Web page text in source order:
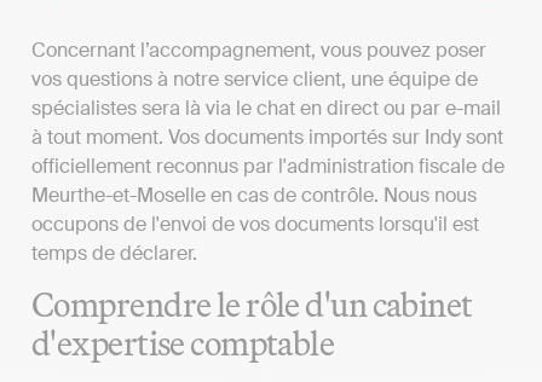
Concernant l’accompagnement, vous pouvez poser
vos questions à notre service client, une équipe de
spécialistes sera là via le chat en direct ou par e-mail
à tout moment. Vos documents importés sur Indy sont
officiellement reconnus par l'administration fiscale de
Meurthe-et-Moselle en cas de contrôle. Nous nous
occupons de l'envoi de vos documents lorsqu'il est
temps de déclarer.
Comprendre le rôle d'un cabinet
d'expertise comptable